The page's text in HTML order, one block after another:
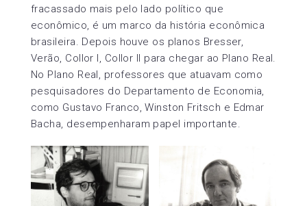
fracassado mais pelo lado político que
econômico, é um marco da história econômica
brasileira. Depois houve os planos Bresser,
Verão, Collor I, Collor II para chegar ao Plano Real.
No Plano Real, professores que atuavam como
pesquisadores do Departamento de Economia,
como Gustavo Franco, Winston Fritsch e Edmar
Bacha, desempenharam papel importante.